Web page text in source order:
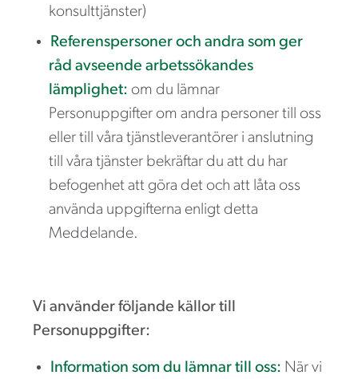
konsulttjänster)
Referenspersoner och andra som ger
råd avseende arbetssökandes
lämplighet: om du lämnar
Personuppgifter om andra personer till oss
eller till våra tjänstleverantörer i anslutning
till våra tjänster bekräftar du att du har
befogenhet att göra det och att låta oss
använda uppgifterna enligt detta
Meddelande.
Vi använder följande källor till
Personuppgifter:
Information som du lämnar till oss: När vi